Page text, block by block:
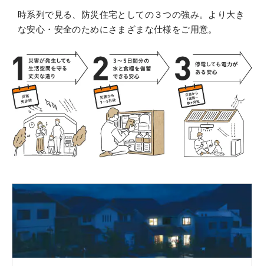
時系列で見る、防災住宅としての３つの強み。より大き
な安心・安全のためにさまざまな仕様をご用意。